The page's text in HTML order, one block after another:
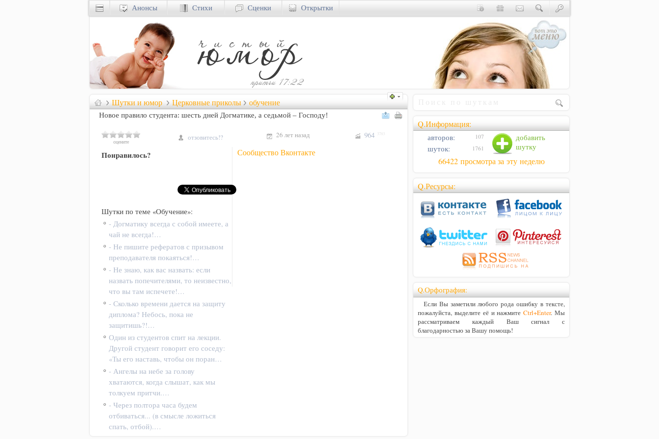
Шутки и юмор Церковные приколы обучение
Новое правило студента: шесть дней Догматике, а седьмой – Господу!
оцените отзовитесь!? 26 лет назад 964 3783
Сообщество Вконтакте
Понравилось?
Шутки по теме «Обучение»:
- Догматику всегда с собой имеете, а
чай не всегда!…
- Не пишите рефератов с призывом
преподавателя покаяться!…
- Не знаю, как вас назвать: если
назвать попечителями, то неизвестно,
что вы там испечете!…
- Сколько времени дается на защиту
диплома? Небось, пока не
защитишь?!…
Один из студентов спит на лекции.
Другой студент говорит его соседу:
«Ты его наставь, чтобы он поран…
- Ангелы на небе за голову
хватаются, когда слышат, как мы
толкуем притчи.…
- Через полтора часа будем
отбиваться... (в смысле ложиться
спать, отбой).…
Q.Информация:
добавить
шутку
авторов: 107
шуток: 1761
66422 просмотра за эту неделю
Q.Ресурсы:
Q.Орфография:
Если Вы заметили любого рода ошибку в тексте,
пожалуйста, выделите её и нажмитеCtrl+Enter. Мы
рассматриваем каждый Ваш сигнал с
благодарностью за Вашу помощь!
Анонсы Стихи Сценки Открытки